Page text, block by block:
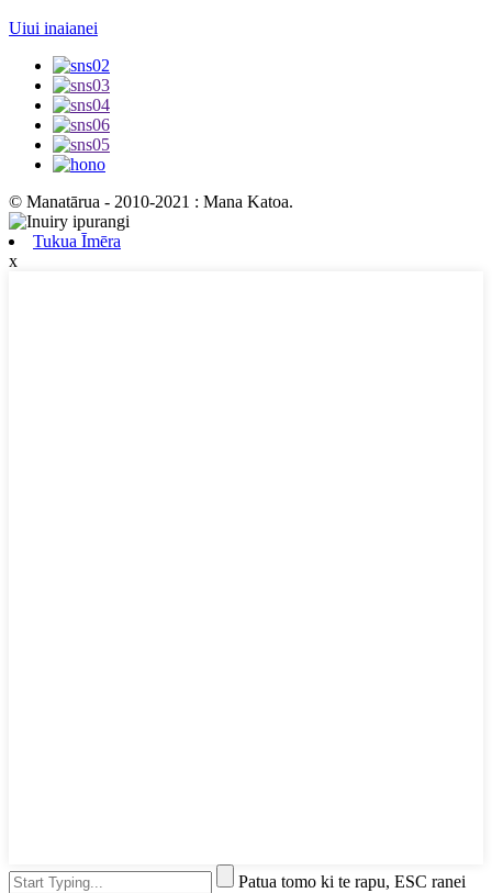
Uiui inaianei
© Manatārua - 2010-2021 : Mana Katoa.
Tukua Īmēra
x
Patua tomo ki te rapu, ESC ranei